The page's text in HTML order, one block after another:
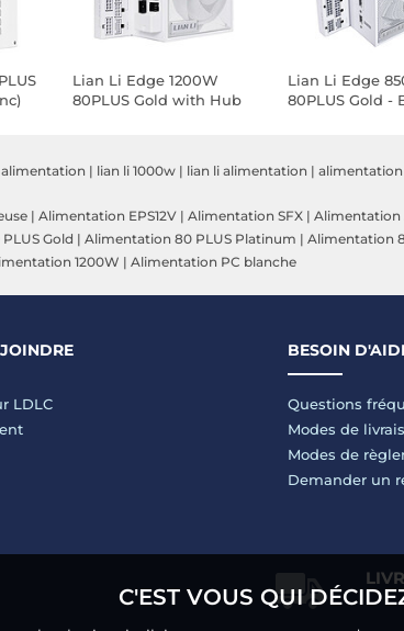
Lian Li Edge 1200W
80PLUS Gold with Hub
Lian Li Edge
80PLUS Gold -
alimentation | lian li 1000w | lian li alimentation | alimentation
| Alimentation EPS12V | Alimentation SFX | Alimentation
Gold | Alimentation 80 PLUS Platinum | Alimentation
1200W | Alimentation PC blanche
LDLC
BESOIN
Questions
Modes de
Modes de
Demander un
C'EST VOUS QUI